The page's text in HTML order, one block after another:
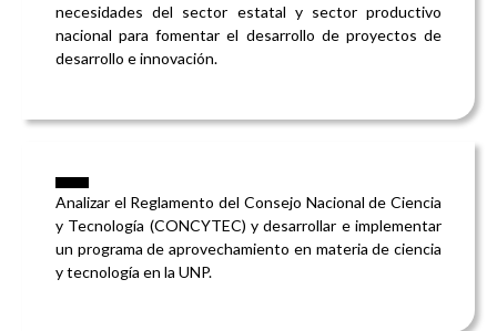
necesidades del sector estatal y sector productivo
nacional para fomentar el desarrollo de proyectos de
desarrollo e innovación.
Analizar el Reglamento del Consejo Nacional de Ciencia
y Tecnología (CONCYTEC) y desarrollar e implementar
un programa de aprovechamiento en materia de ciencia
y tecnología en la UNP.